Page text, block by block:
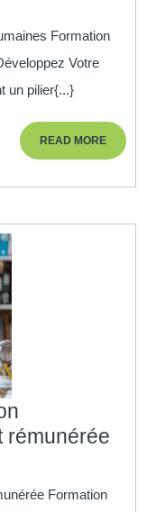
Formation
Votre
un pilier{...}
READ MOREREAD
MORE
rémunérée
Formation